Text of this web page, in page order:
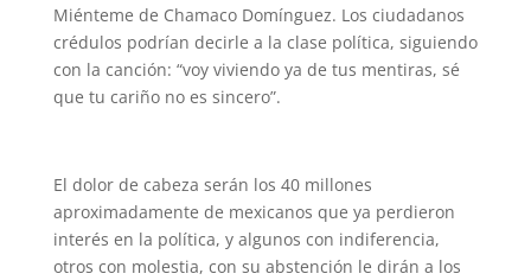
Miénteme de Chamaco Domínguez. Los ciudadanos
crédulos podrían decirle a la clase política, siguiendo
con la canción: “voy viviendo ya de tus mentiras, sé
que tu cariño no es sincero”.
El dolor de cabeza serán los 40 millones
aproximadamente de mexicanos que ya perdieron
interés en la política, y algunos con indiferencia,
otros con molestia, con su abstención le dirán a los